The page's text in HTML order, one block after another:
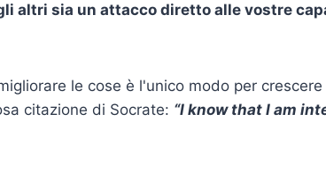
altri sia un attacco diretto alle vostre
le cose è l'unico modo per crescere
citazione di Socrate: “I know that I am